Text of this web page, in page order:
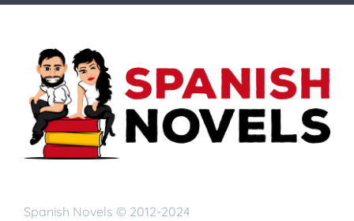
Spanish Novels © 2012-2024